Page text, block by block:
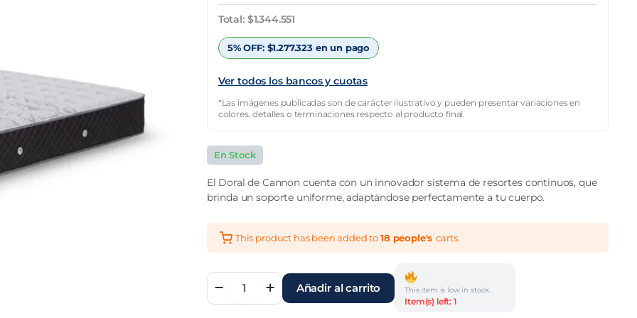
era:
$3.841.574.
es:
$1.344.551.
Total: $1.344.551
5% OFF: $1.277.323en un pago
Ver todos los bancos y cuotas
*Las imágenes publicadas son de carácter ilustrativo y pueden presentar variaciones en
colores, detalles o terminaciones respecto al producto final.
En Stock
El Doral de Cannon cuenta con un innovador sistema de resortes continuos, que
brinda un soporte uniforme, adaptándose perfectamente a tu cuerpo.
This product has been added to18 people's carts.
Queen
Size
Añadir al carrito This item is low in stock.
Item(s) left: 1